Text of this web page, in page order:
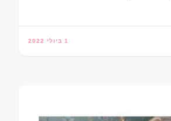
1 ביולי 2022